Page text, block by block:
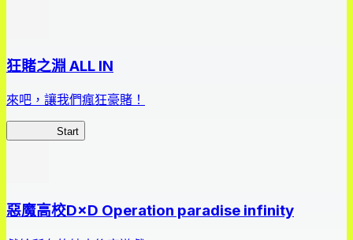
狂賭之淵 ALL IN
來吧，讓我們瘋狂豪賭！
Start
惡魔高校D×D Operation paradise infinity